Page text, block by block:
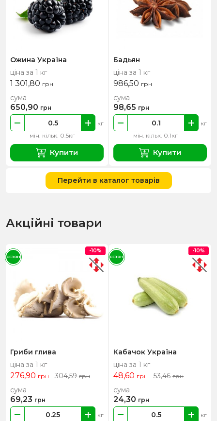
Ожина Україна
ціна за 1 кг
1 301,80 грн
мін. кільк. 0.5кг
кг
сума
650,90 грн
Купити
Бадьян
ціна за 1 кг
986,50 грн
мін. кільк. 0.1кг
кг
сума
98,65 грн
Купити
Перейти в каталог товарів
Акційні товари
Гриби глива
ціна за 1 кг
276,90 грн 304,59грн
кг
сума
69,23 грн
-10%
СЕЗОН
Кабачок Україна
ціна за 1 кг
48,60 грн 53,46грн
кг
сума
24,30 грн
-10%
СЕЗОН